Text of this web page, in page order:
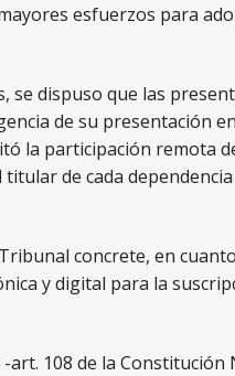
esfuerzos para
se dispuso que las
de su presentación
la participación remota
de cada
concrete, en
y digital para la
art. 108 de la Constitución